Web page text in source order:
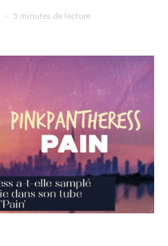
5 minutes de lecture